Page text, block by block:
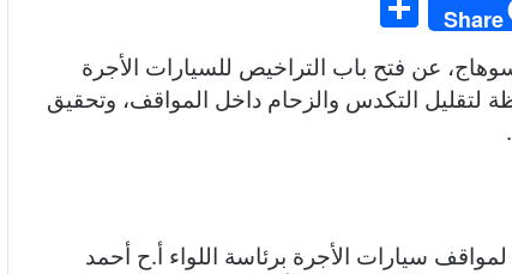
Share
h
ar
e
عن فتح باب التراخيص للسيارات الأجرة
لتقليل التكدس والزحام داخل المواقف، وتحقيق
لمواقف سيارات الأجرة برئاسة اللواء أ.ح أحمد